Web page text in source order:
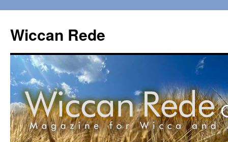
de
inhoud
Wiccan Rede